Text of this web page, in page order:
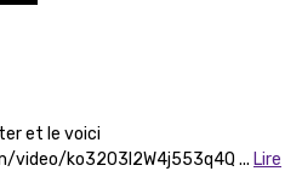
et le voici
video/ko3203l2W4j553q4Q ... Lire